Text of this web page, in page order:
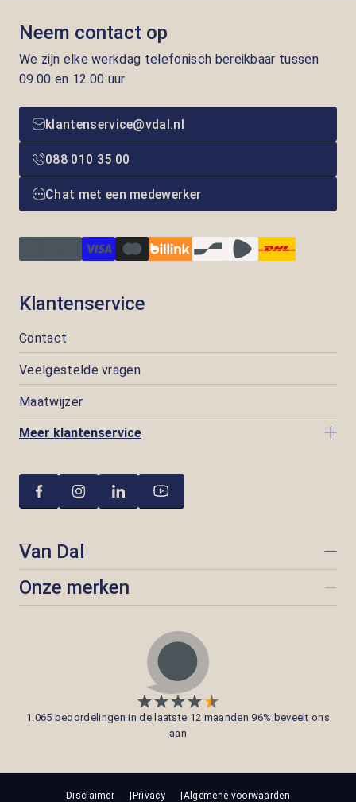
Neem contact op
We zijn elke werkdag telefonisch bereikbaar tussen
09.00 en 12.00 uur
klantenservice@vdal.nl
088 010 35 00
Chat met een medewerker
Klantenservice
Contact
Veelgestelde vragen
Maatwijzer
Meer klantenservice
Van Dal
Onze merken
1.065 beoordelingen in de laatste 12 maanden 96% beveelt ons
aan
Disclaimer Privacy Algemene voorwaarden